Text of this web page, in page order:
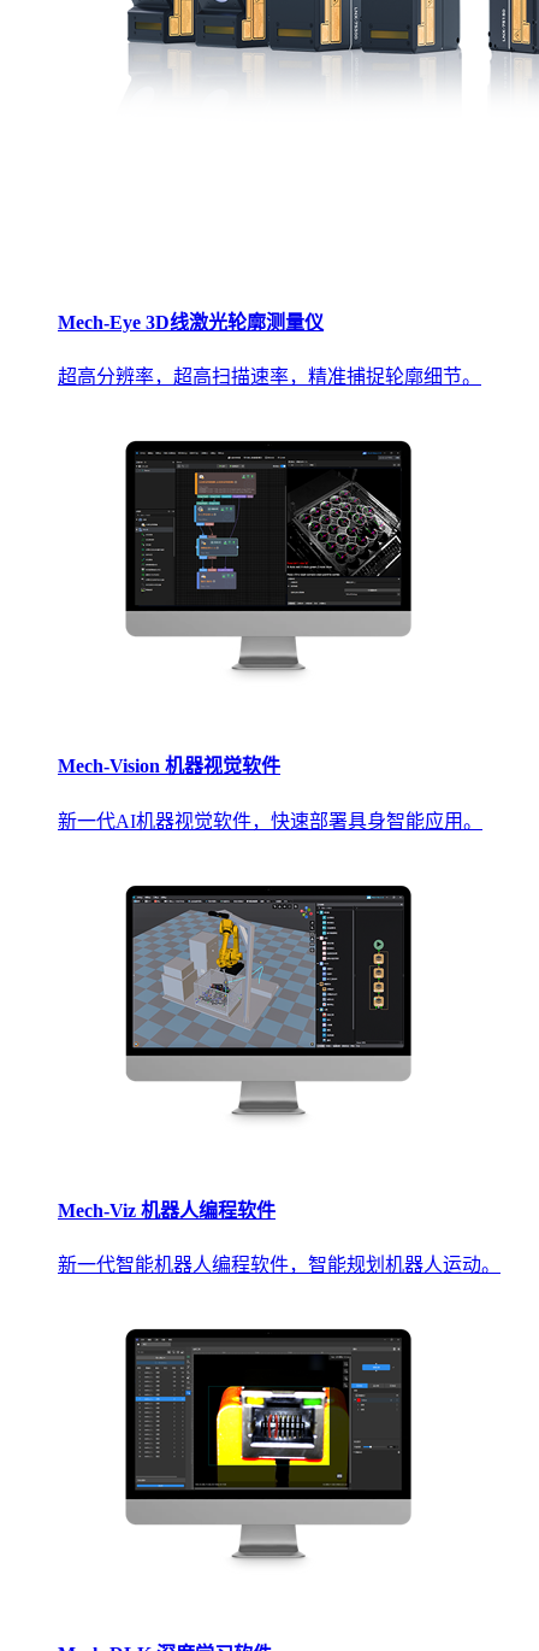
Mech-Eye 3D线激光轮廓测量仪
超高分辨率，超高扫描速率，精准捕捉轮廓细节。
Mech-Vision 机器视觉软件
新一代AI机器视觉软件，快速部署具身智能应用。
Mech-Viz 机器人编程软件
新一代智能机器人编程软件，智能规划机器人运动。